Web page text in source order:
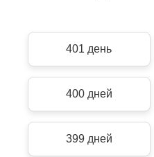
401 день
400 дней
399 дней